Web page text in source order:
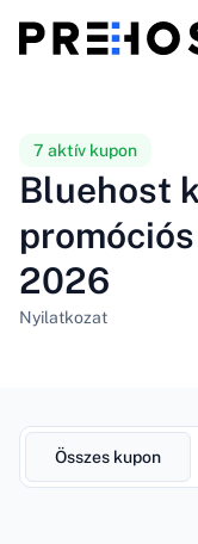
Összehasonlítások
Kuponok 319
7 aktív kupon
Bluehost
2026
Nyilatkozat
Összes kupon